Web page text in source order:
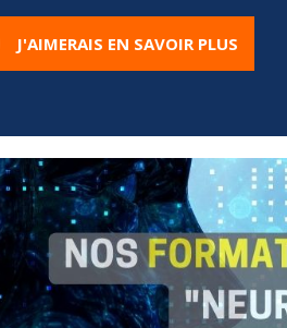
J'AIMERAIS EN SAVOIR PLUS